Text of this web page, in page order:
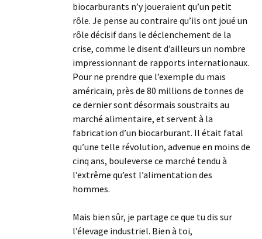
biocarburants n’y joueraient qu’un petit
rôle. Je pense au contraire qu’ils ont joué un
rôle décisif dans le déclenchement de la
crise, comme le disent d’ailleurs un nombre
impressionnant de rapports internationaux.
Pour ne prendre que l’exemple du maïs
américain, près de 80 millions de tonnes de
ce dernier sont désormais soustraits au
marché alimentaire, et servent à la
fabrication d’un biocarburant. Il était fatal
qu’une telle révolution, advenue en moins de
cinq ans, bouleverse ce marché tendu à
l’extrême qu’est l’alimentation des
hommes.
Mais bien sûr, je partage ce que tu dis sur
l’élevage industriel. Bien à toi,